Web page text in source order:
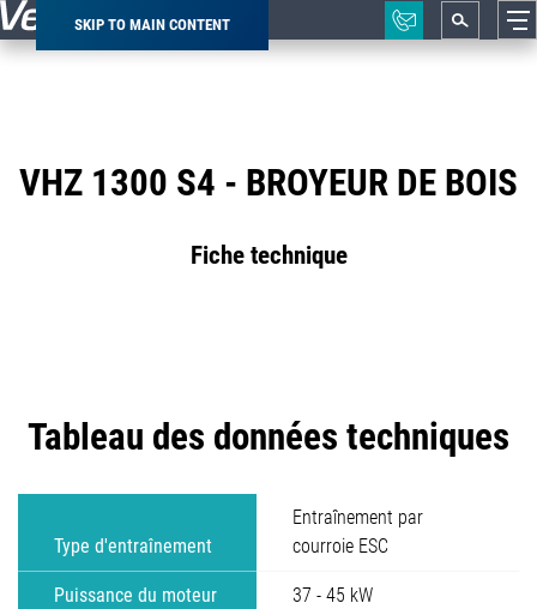
SKIP TO MAIN CONTENT
Breadcrumb
VHZ 1300 S4 - BROYEUR DE BOIS
Fiche technique
Tableau des données techniques
Type d'entraînement
Entraînement par
courroie ESC
Puissance du moteur 37 - 45 kW